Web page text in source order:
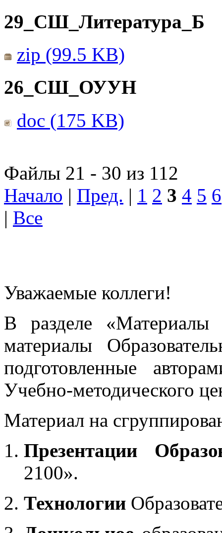
29_СШ_Литература_Б
zip (99.5 KB)
26_СШ_ОУУН
doc (175 KB)
Файлы 21 - 30 из 112
Начало | Пред. | 1 2 3 4 5 6
| Все
Уважаемые коллеги!
В разделе «Материалы
материалы
подготовленные
Учебно-методического
Материал на
Презентации
2100».
Технологии